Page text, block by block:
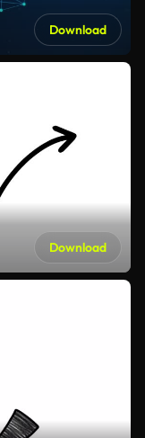
Download
Download